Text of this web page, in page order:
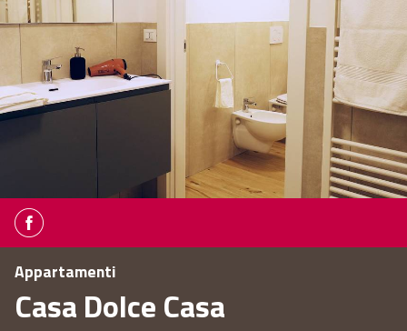
Appartamenti
Casa Dolce Casa